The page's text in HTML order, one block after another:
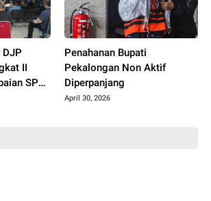
DJP
II
SPT
Penahanan Bupati
Pekalongan Non Aktif
Diperpanjang
April 30, 2026